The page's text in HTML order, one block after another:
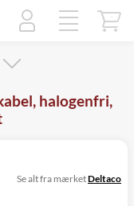
halogenfri,
Se alt fra mærketDeltaco